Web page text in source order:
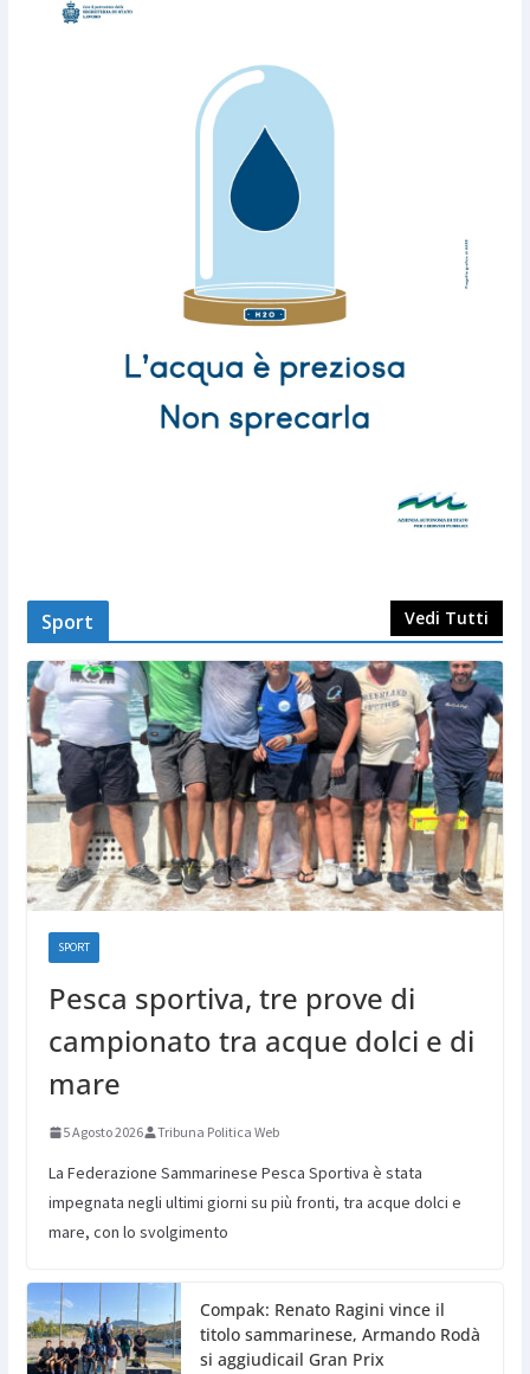
Sport Vedi Tutti
SPORT
Pesca sportiva, tre prove di
campionato tra acque dolci e di
mare
5 Agosto 2026 Tribuna Politica Web
La Federazione Sammarinese Pesca Sportiva è stata
impegnata negli ultimi giorni su più fronti, tra acque dolci e
mare, con lo svolgimento
Compak: Renato Ragini vince il
titolo sammarinese, Armando Rodà
si aggiudicail Gran Prix